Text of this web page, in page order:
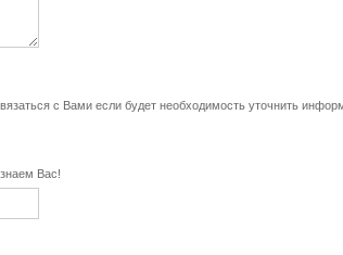
с Вами если будет необходимость уточнить
Вас!